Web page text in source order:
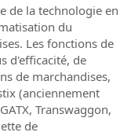
de la technologie en
du
Les fonctions de
d'efficacité, de
de marchandises,
(anciennement
Transwaggon,
de